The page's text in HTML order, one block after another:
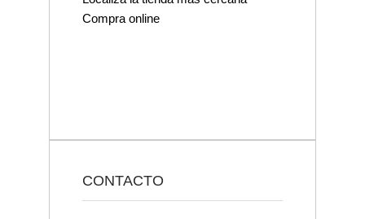
Compra online
CONTACTO